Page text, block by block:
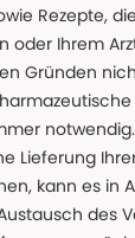
Rezepte,
oder Ihrem
Gründen
Lieferung
kann es in
des